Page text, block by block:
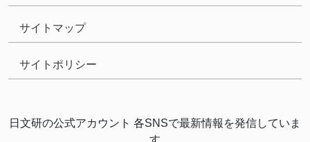
サイトマップ
サイトポリシー
日文研の公式アカウント 各SNSで最新情報を発信していま
す